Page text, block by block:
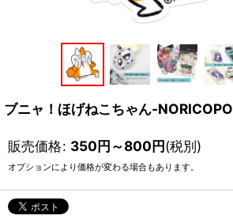
ブニャ！ほげねこちゃん-NORICOPO
販売価格: 350円～800円(税別)
オプションにより価格が変わる場合もあります。